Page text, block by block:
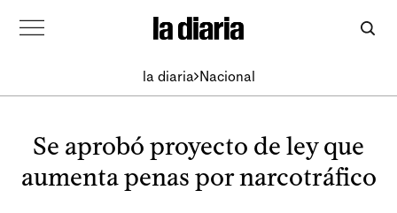
la diaria Nacional
Se aprobó proyecto de ley que
aumenta penas por narcotráfico